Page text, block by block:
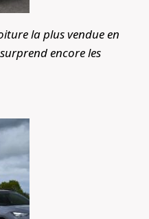
la plus vendue en
encore les